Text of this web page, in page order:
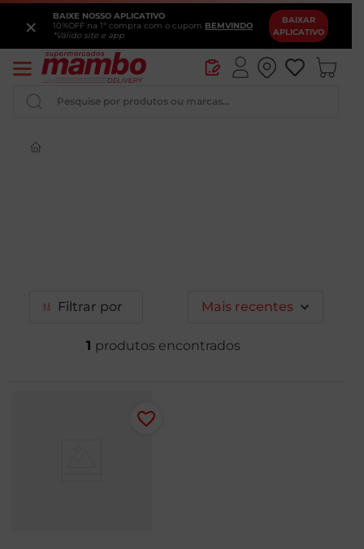
BAIXE NOSSO APLICATIVO
10%OFF na 1ª compra com o cupom BEMVINDO
*Válido site e app
BAIXAR
APLICATIVO
×
Pesquise por produtos ou marcas...
Filtrar Mais recentes
1